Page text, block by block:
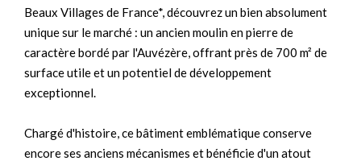
Beaux Villages de France*, découvrez un bien absolument
unique sur le marché : un ancien moulin en pierre de
caractère bordé par l'Auvézère, offrant près de 700 m² de
surface utile et un potentiel de développement
exceptionnel.
Chargé d'histoire, ce bâtiment emblématique conserve
encore ses anciens mécanismes et bénéficie d'un atout